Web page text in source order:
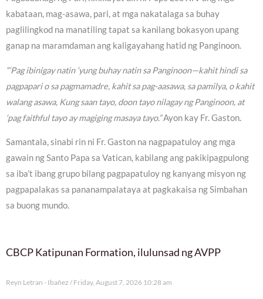
kabataan, mag-asawa, pari, at mga nakatalaga sa buhay
paglilingkod na manatiling tapat sa kanilang bokasyon upang
ganap na maramdaman ang kaligayahang hatid ng Panginoon.
“‘Pag ibinigay natin ‘yung buhay natin sa Panginoon—kahit hindi sa
pagpapari o sa pagmamadre, kahit sa pag-aasawa, sa pamilya, o kahit
walang asawa, Kung saan tayo, doon tayo nilagay ng Panginoon, at
‘pag faithful tayo ay magiging masaya tayo.”Ayon kay Fr. Gaston.
Samantala, sinabi rin ni Fr. Gaston na nagpapatuloy ang mga
gawain ng Santo Papa sa Vatican, kabilang ang pakikipagpulong
sa iba’t ibang grupo bilang pagpapatuloy ng kanyang misyon ng
pagpapalakas sa pananampalataya at pagkakaisa ng Simbahan
sa buong mundo.
CBCP Katipunan Formation, ilulunsad ng AVPP
Reyn Letran - Ibañez Friday, August 7, 2026 10:28 am